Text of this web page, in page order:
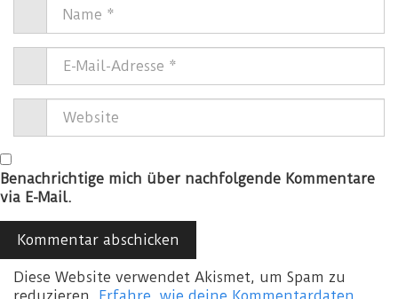
Benachrichtige mich über nachfolgende Kommentare
via E-Mail.
Diese Website verwendet Akismet, um Spam zu